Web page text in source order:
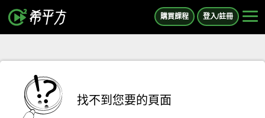
購買課程 登入/註冊
找不到您要的頁面